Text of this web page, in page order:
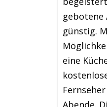
günstig.
eine
Abende.